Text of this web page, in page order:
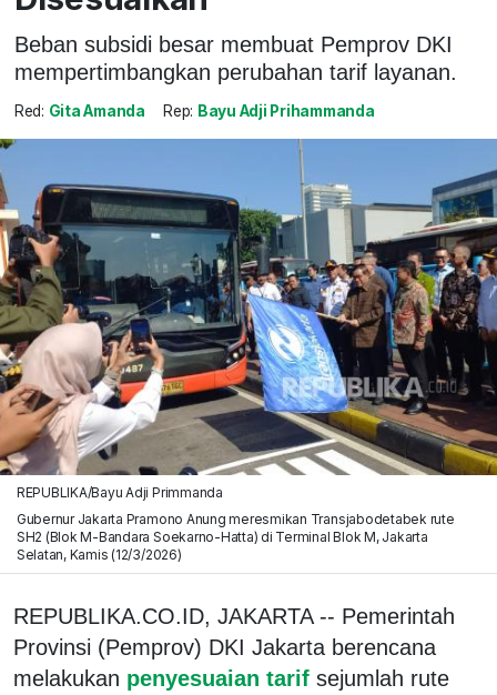
Beban subsidi besar membuat Pemprov DKI
mempertimbangkan perubahan tarif layanan.
Red: Gita Amanda Rep: Bayu Adji Prihammanda
REPUBLIKA/Bayu Adji Primmanda
Gubernur Jakarta Pramono Anung meresmikan Transjabodetabek rute
SH2 (Blok M-Bandara Soekarno-Hatta) di Terminal Blok M, Jakarta
Selatan, Kamis (12/3/2026)
REPUBLIKA.CO.ID, JAKARTA -- Pemerintah
Provinsi (Pemprov) DKI Jakarta berencana
melakukan penyesuaian tarif sejumlah rute